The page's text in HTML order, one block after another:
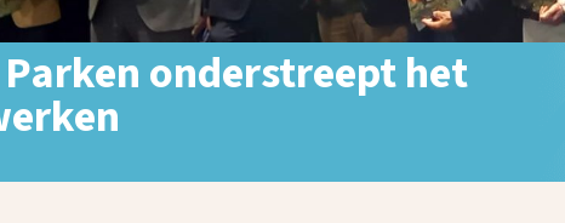
onderstreept het